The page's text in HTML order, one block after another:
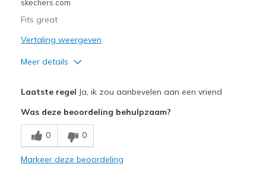
Sizing
View On Shoes
skechers.com
Fits great
Vertaling weergeven
Meer details
Breathe Well
Comfortable
Laatste regel Ja, ik zou aanbevelen aan een vriend
Was deze beoordeling behulpzaam?
0 0
Markeer deze beoordeling